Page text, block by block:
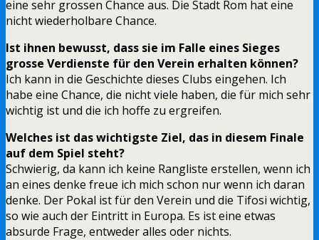
eine sehr grossen Chance aus. Die Stadt Rom hat eine
nicht wiederholbare Chance.
Ist ihnen bewusst, dass sie im Falle eines Sieges
grosse Verdienste für den Verein erhalten können?
Ich kann in die Geschichte dieses Clubs eingehen. Ich
habe eine Chance, die nicht viele haben, die für mich sehr
wichtig ist und die ich hoffe zu ergreifen.
Welches ist das wichtigste Ziel, das in diesem Finale
auf dem Spiel steht?
Schwierig, da kann ich keine Rangliste erstellen, wenn ich
an eines denke freue ich mich schon nur wenn ich daran
denke. Der Pokal ist für den Verein und die Tifosi wichtig,
so wie auch der Eintritt in Europa. Es ist eine etwas
absurde Frage, entweder alles oder nichts.